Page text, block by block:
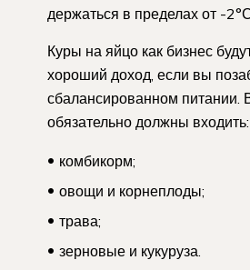
держаться в пределах от -
Куры на яйцо как бизнес
хороший доход, если вы
сбалансированном питании.
обязательно должны входить:
комбикорм;
овощи и корнеплоды;
трава;
зерновые и кукуруза.